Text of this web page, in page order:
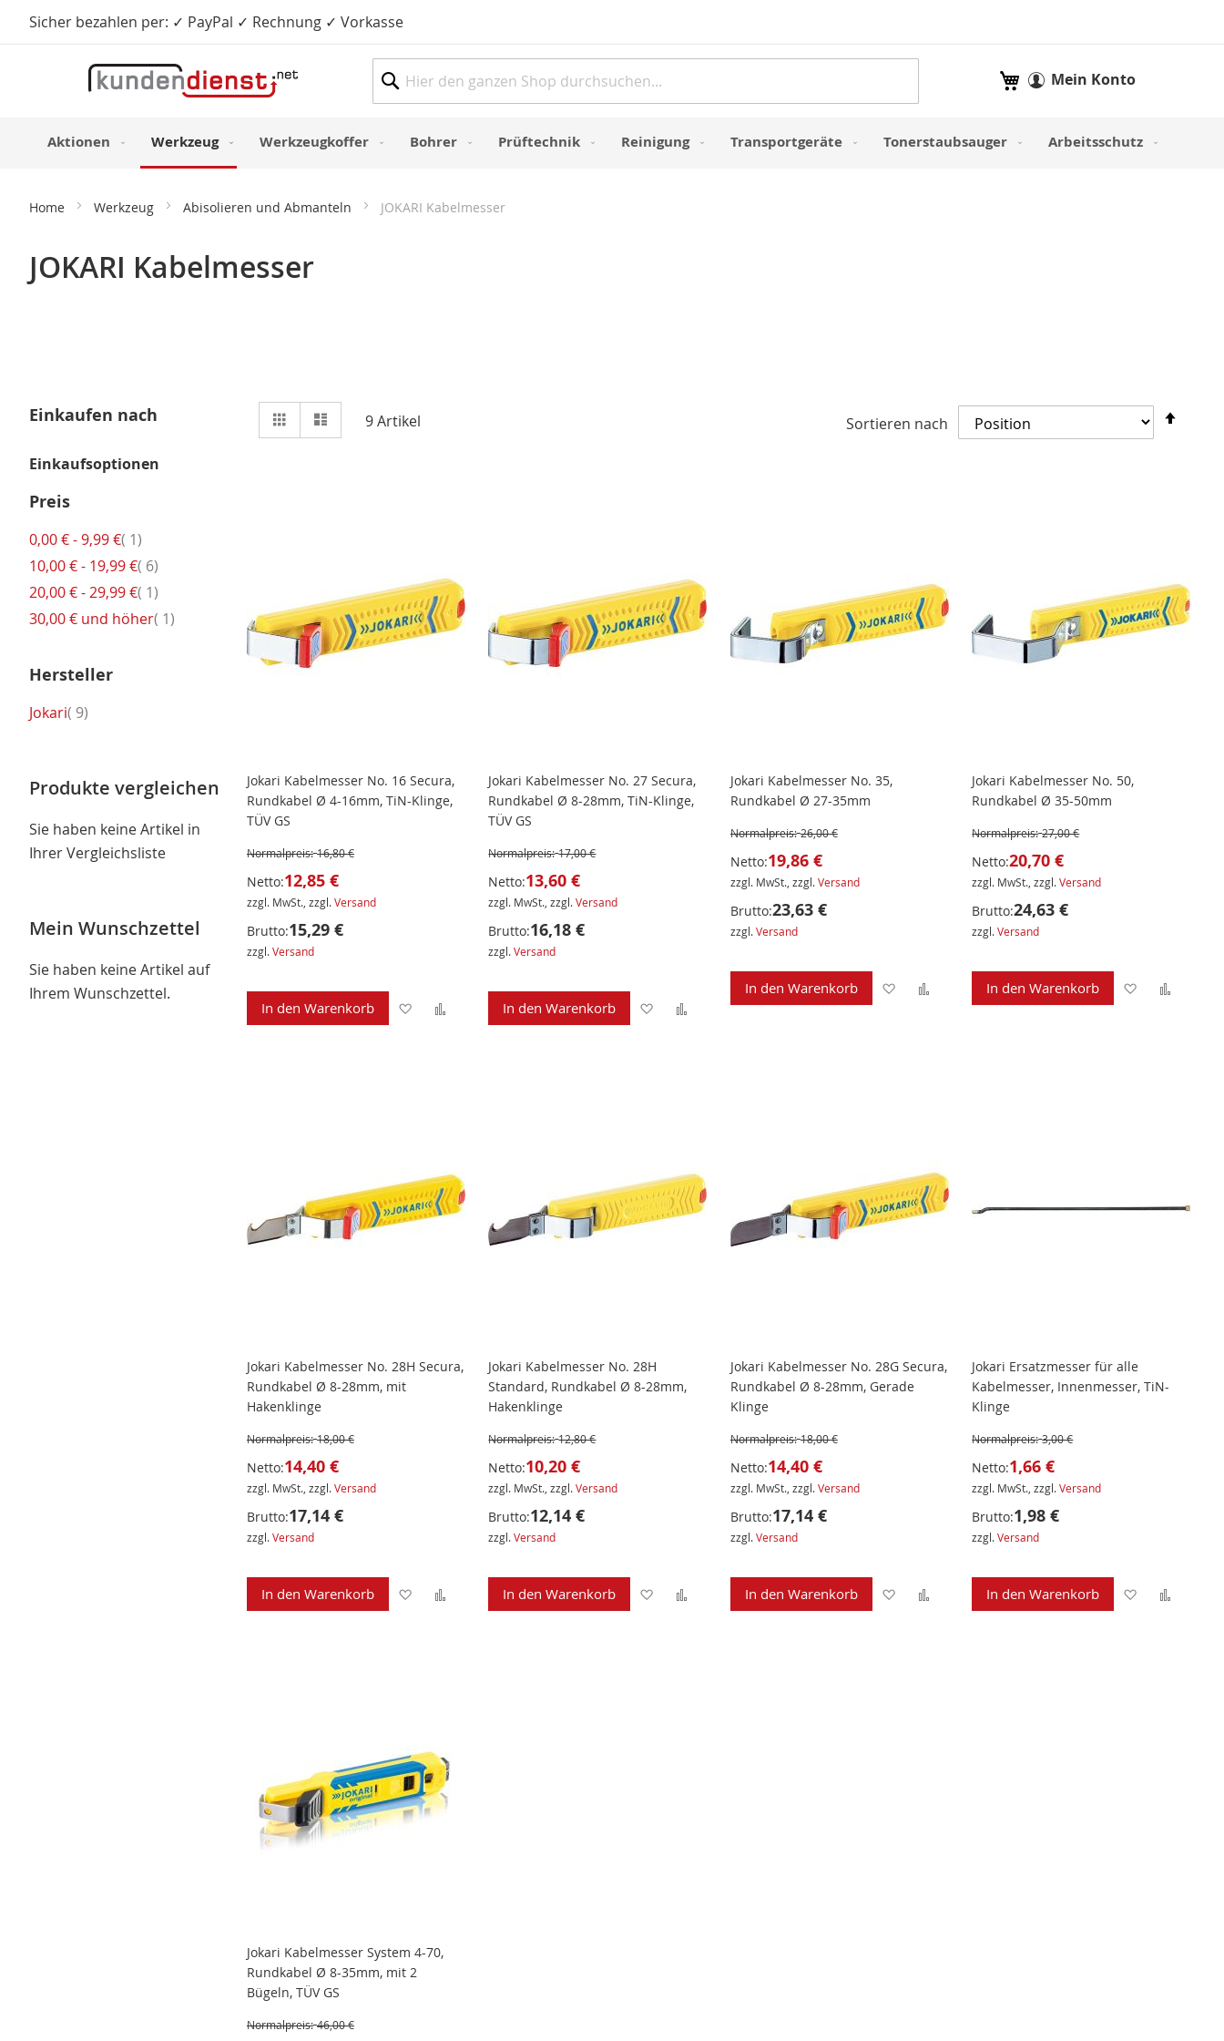
Sicher bezahlen per: ✓ PayPal ✓ Rechnung ✓ VorkasseDirekt
Mein Warenkorb
Mein Konto
Aktionen Werkzeug Werkzeugkoffer Bohrer Prüftechnik Reinigung Transportgeräte Tonerstaubsauger Arbeitsschutz
Home Werkzeug Abisolieren und Abmanteln JOKARI Kabelmesser
JOKARI Kabelmesser
Ansicht
als
Raster 9Artikel Sortieren nach
Jokari Kabelmesser No. 16 Secura,
Rundkabel Ø 4-16mm, TiN-Klinge,
TÜV GS
Normalpreis: 16,80 €
Netto:12,85 €
zzgl. MwSt., zzgl.Versand
Brutto:15,29 €
zzgl.Versand
In den Warenkorb
Zur
Jokari Kabelmesser No. 27 Secura,
Rundkabel Ø 8-28mm, TiN-Klinge,
TÜV GS
Normalpreis: 17,00 €
Netto:13,60 €
zzgl. MwSt., zzgl.Versand
Brutto:16,18 €
zzgl.Versand
In den Warenkorb
Zur
Jokari Kabelmesser No. 35,
Rundkabel Ø 27-35mm
Normalpreis: 26,00 €
Netto:19,86 €
zzgl. MwSt., zzgl.Versand
Brutto:23,63 €
zzgl.Versand
In den Warenkorb
Zur
Jokari Kabelmesser No. 50,
Rundkabel Ø 35-50mm
Normalpreis: 27,00 €
Netto:20,70 €
zzgl. MwSt., zzgl.Versand
Brutto:24,63 €
zzgl.Versand
In den Warenkorb
Zur
Jokari Kabelmesser No. 28H Secura,
Rundkabel Ø 8-28mm, mit
Hakenklinge
Normalpreis: 18,00 €
Netto:14,40 €
zzgl. MwSt., zzgl.Versand
Brutto:17,14 €
zzgl.Versand
In den Warenkorb
Zur
Jokari Kabelmesser No. 28H
Standard, Rundkabel Ø 8-28mm,
Hakenklinge
Normalpreis: 12,80 €
Netto:10,20 €
zzgl. MwSt., zzgl.Versand
Brutto:12,14 €
zzgl.Versand
In den Warenkorb
Zur
Jokari Kabelmesser No. 28G Secura,
Rundkabel Ø 8-28mm, Gerade
Klinge
Normalpreis: 18,00 €
Netto:14,40 €
zzgl. MwSt., zzgl.Versand
Brutto:17,14 €
zzgl.Versand
In den Warenkorb
Zur
Jokari Ersatzmesser für alle
Kabelmesser, Innenmesser, TiN-
Klinge
Normalpreis: 3,00 €
Netto:1,66 €
zzgl. MwSt., zzgl.Versand
Brutto:1,98 €
zzgl.Versand
In den Warenkorb
Zur
Jokari Kabelmesser System 4-70,
Rundkabel Ø 8-35mm, mit 2
Bügeln, TÜV GS
Normalpreis: 46,00 €
Einkaufen nach
Einkaufsoptionen
Preis
0,00 €-9,99 € 1Artikel
10,00 €- 19,99 € 6Artikel
20,00 €-29,99 € 1Artikel
30,00 € und höher 1Artikel
Hersteller
Jokari 9Artikel
Produkte vergleichen
Sie haben keine Artikel in
Ihrer Vergleichsliste
Mein Wunschzettel
Sie haben keine Artikel auf
Ihrem Wunschzettel.